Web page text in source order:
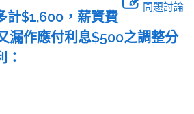
問題討論
計$1,600，薪資費
漏作應付利息$500之調整分
：